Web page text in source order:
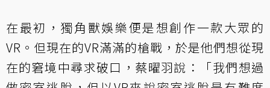
在最初，獨角獸娛樂便是想創作一款大眾的
VR。但現在的VR滿滿的槍戰，於是他們想從現
在的窘境中尋求破口，蔡曜羽說：「我們想過